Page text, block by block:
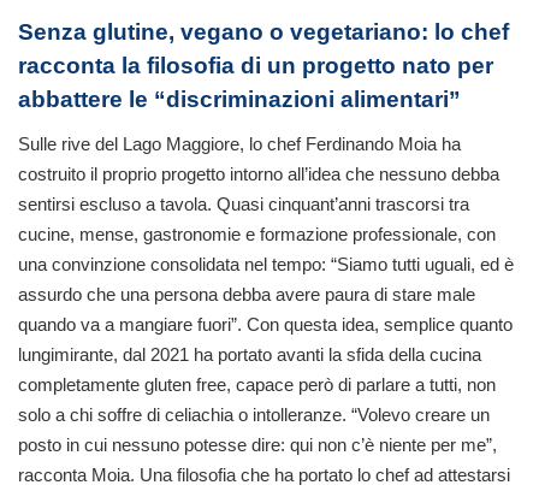
Senza glutine, vegano o vegetariano: lo chef
racconta la filosofia di un progetto nato per
abbattere le “discriminazioni alimentari”
Sulle rive del Lago Maggiore, lo chef Ferdinando Moia ha
costruito il proprio progetto intorno all’idea che nessuno debba
sentirsi escluso a tavola. Quasi cinquant’anni trascorsi tra
cucine, mense, gastronomie e formazione professionale, con
una convinzione consolidata nel tempo: “Siamo tutti uguali, ed è
assurdo che una persona debba avere paura di stare male
quando va a mangiare fuori”. Con questa idea, semplice quanto
lungimirante, dal 2021 ha portato avanti la sfida della cucina
completamente gluten free, capace però di parlare a tutti, non
solo a chi soffre di celiachia o intolleranze. “Volevo creare un
posto in cui nessuno potesse dire: qui non c’è niente per me”,
racconta Moia. Una filosofia che ha portato lo chef ad attestarsi